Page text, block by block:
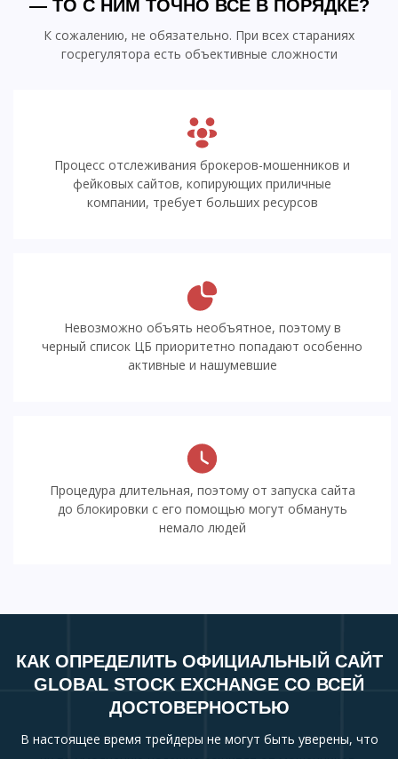
— ТО С НИМ ТОЧНО ВСЕ В ПОРЯДКЕ?
К сожалению, не обязательно. При всех стараниях
госрегулятора есть объективные сложности
Процесс отслеживания брокеров-мошенников и
фейковых сайтов, копирующих приличные
компании, требует больших ресурсов
Невозможно объять необъятное, поэтому в
черный список ЦБ приоритетно попадают особенно
активные и нашумевшие
Процедура длительная, поэтому от запуска сайта
до блокировки с его помощью могут обмануть
немало людей
КАК ОПРЕДЕЛИТЬ ОФИЦИАЛЬНЫЙ САЙТ
GLOBAL STOCK EXCHANGE СО ВСЕЙ
ДОСТОВЕРНОСТЬЮ
В настоящее время трейдеры не могут быть уверены, что